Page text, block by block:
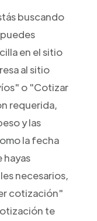
buscando
en el sitio
al sitio
o "Cotizar
requerida,
y las
la fecha
hayas
necesarios,
cotización"
te